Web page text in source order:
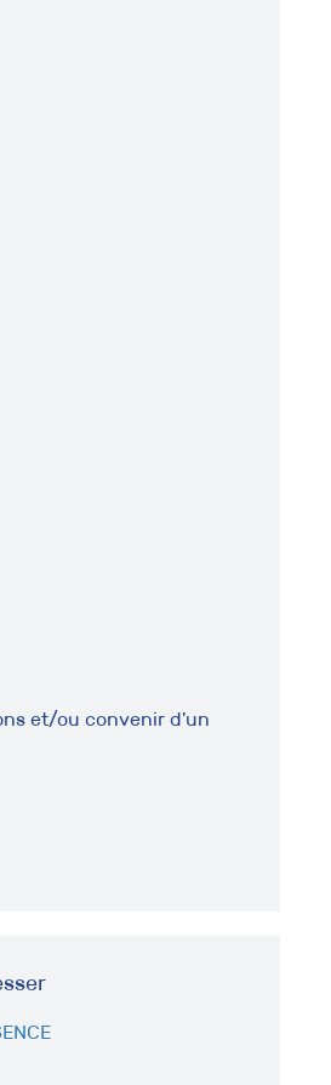
et/ou convenir d'un